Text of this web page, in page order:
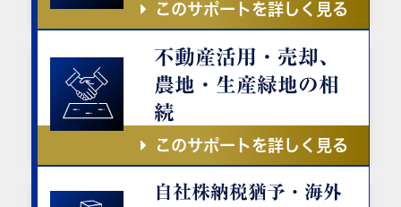
このサポートを詳しく見る
不動産活用・売却、
農地・生産緑地の相
続
このサポートを詳しく見る
自社株納税猶予・海外